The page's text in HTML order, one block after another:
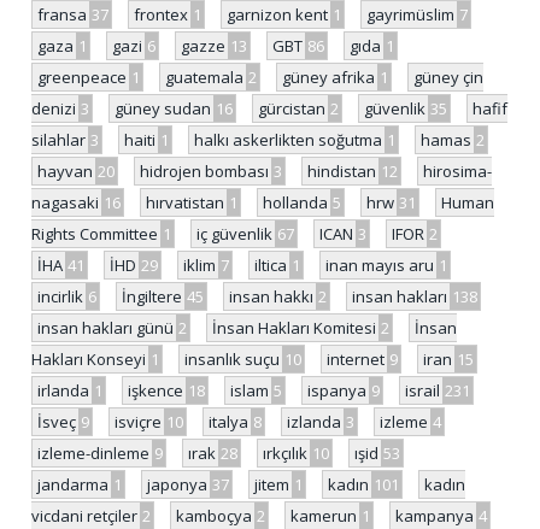
fransa 37 frontex 1 garnizon kent 1 gayrimüslim 7
gaza 1 gazi 6 gazze 13 GBT 86 gıda 1
greenpeace 1 guatemala 2 güney afrika 1
güney çin
denizi 3 güney sudan 16 gürcistan 2 güvenlik 35
hafif
silahlar 3 haiti 1 halkı askerlikten soğutma 1 hamas 2
hayvan 20 hidrojen bombası 3 hindistan 12
hirosima-
nagasaki 16 hırvatistan 1 hollanda 5 hrw 31
Human
Rights Committee 1 iç güvenlik 67 ICAN 3 IFOR 2
İHA 41 İHD 29 iklim 7 iltica 1 inan mayıs aru 1
incirlik 6 İngiltere 45 insan hakkı 2 insan hakları 138
insan hakları günü 2 İnsan Hakları Komitesi 2
İnsan
Hakları Konseyi 1 insanlık suçu 10 internet 9 iran 15
irlanda 1 işkence 18 islam 5 ispanya 9 israil 231
İsveç 9 isviçre 10 italya 8 izlanda 3 izleme 4
izleme-dinleme 9 ırak 28 ırkçılık 10 ışid 53
jandarma 1 japonya 37 jitem 1 kadın 101
kadın
vicdani retçiler 2 kamboçya 2 kamerun 1 kampanya 4